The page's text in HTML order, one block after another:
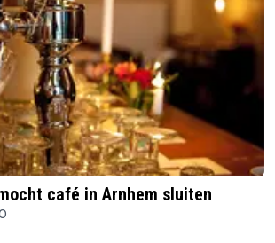
café in Arnhem sluiten